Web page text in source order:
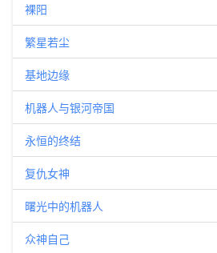
裸阳
繁星若尘
基地边缘
机器人与银河帝国
永恒的终结
复仇女神
曙光中的机器人
众神自己